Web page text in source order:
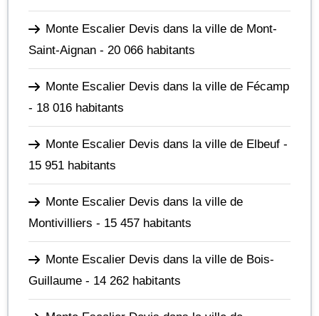
Monte Escalier Devis dans la ville de Mont-
Saint-Aignan - 20 066 habitants
Monte Escalier Devis dans la ville de Fécamp
- 18 016 habitants
Monte Escalier Devis dans la ville de Elbeuf -
15 951 habitants
Monte Escalier Devis dans la ville de
Montivilliers - 15 457 habitants
Monte Escalier Devis dans la ville de Bois-
Guillaume - 14 262 habitants